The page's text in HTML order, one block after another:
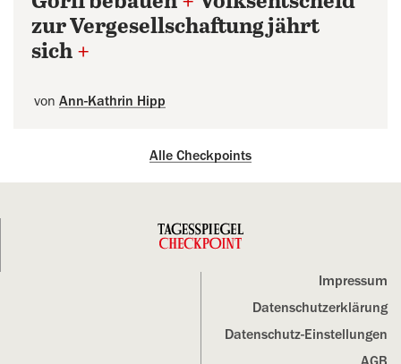
zur Vergesellschaftung jährt
sich +
von Ann-Kathrin Hipp
Alle Checkpoints
Impressum
Datenschutz­erklärung
Datenschutz-Einstellungen